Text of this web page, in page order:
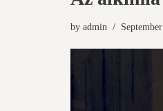
by admin